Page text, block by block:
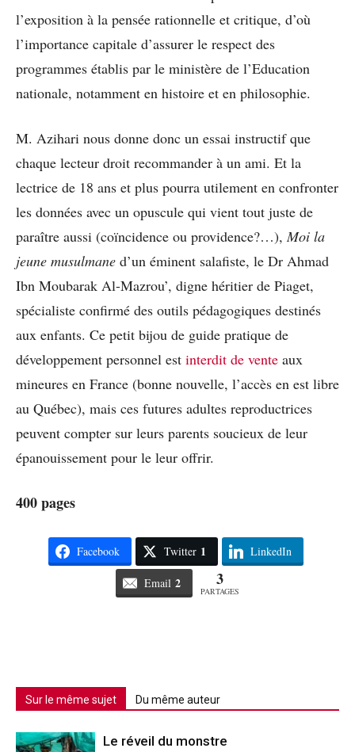
l’exposition à la pensée rationnelle et critique, d’où
l’importance capitale d’assurer le respect des
programmes établis par le ministère de l’Education
nationale, notamment en histoire et en philosophie.
M. Azihari nous donne donc un essai instructif que
chaque lecteur droit recommander à un ami. Et la
lectrice de 18 ans et plus pourra utilement en confronter
les données avec un opuscule qui vient tout juste de
paraître aussi (coïncidence ou providence?…), Moi la
jeune musulmane d’un éminent salafiste, le Dr Ahmad
Ibn Moubarak Al-Mazrou’, digne héritier de Piaget,
spécialiste confirmé des outils pédagogiques destinés
aux enfants. Ce petit bijou de guide pratique de
développement personnel est interdit de vente aux
mineures en France (bonne nouvelle, l’accès en est libre
au Québec), mais ces futures adultes reproductrices
peuvent compter sur leurs parents soucieux de leur
épanouissement pour le leur offrir.
400 pages
Facebook Twitter 1 LinkedIn
Email 2 3
PARTAGES
Sur le même sujet Du même auteur
Le réveil du monstre